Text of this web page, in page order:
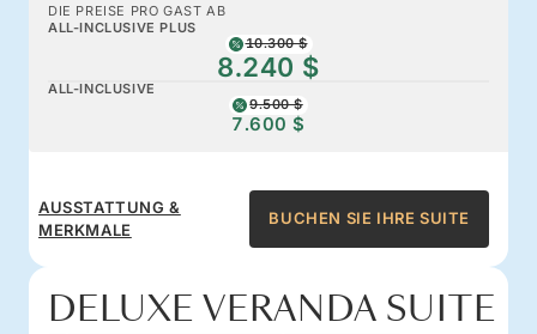
DIE PREISE PRO GAST AB
ALL-INCLUSIVE PLUS
10.300 $
8.240 $
ALL-INCLUSIVE
9.500 $
7.600 $
AUSSTATTUNG &
MERKMALE
BUCHEN SIE IHRE SUITE
DELUXE VERANDA SUITE